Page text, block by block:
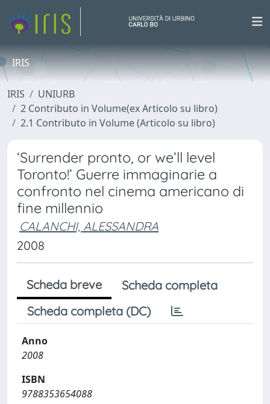
IRIS
IRIS
UNIURB
2 Contributo in Volume(ex Articolo su libro)
2.1 Contributo in Volume (Articolo su libro)
‘Surrender pronto, or we’ll level
Toronto!’ Guerre immaginarie a
confronto nel cinema americano di
fine millennio
CALANCHI, ALESSANDRA
2008
Scheda breve
Scheda completa
Scheda completa (DC)
Anno
2008
ISBN
9788353654088